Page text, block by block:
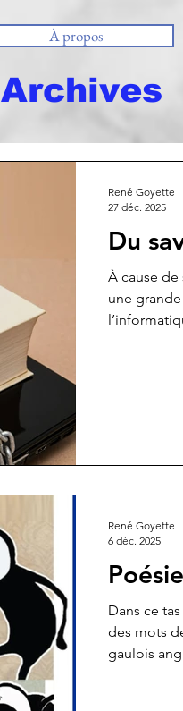
À propos
Archives
Du
À cause de
une
René Goyette
27 déc. 2025
Dans ce
des mots
gaulois
René Goyette
6 déc. 2025